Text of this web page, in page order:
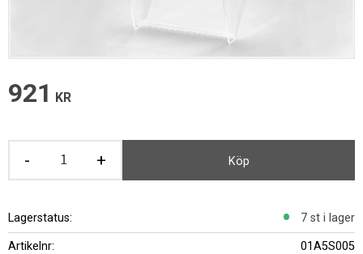
921 KR
+
- Köp
Lagerstatus 7 st i lager
Artikelnr 01A5S005